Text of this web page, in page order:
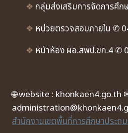
❖ กลุ่มส่งเสริมการจัดการศึ
❖ หน่วยตรวจสอบภายใน ✆
❖ หน้าห้อง ผอ.สพป.ขก.4 ✆
🌐 website : khonkaen4.go.th
สำนักงานเขตพื้นที่การศึกษาประถ